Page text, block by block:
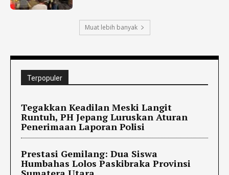
Muat lebih banyak
Terpopuler
Tegakkan Keadilan Meski Langit
Runtuh, PH Jepang Luruskan Aturan
Penerimaan Laporan Polisi
Prestasi Gemilang: Dua Siswa
Humbahas Lolos Paskibraka Provinsi